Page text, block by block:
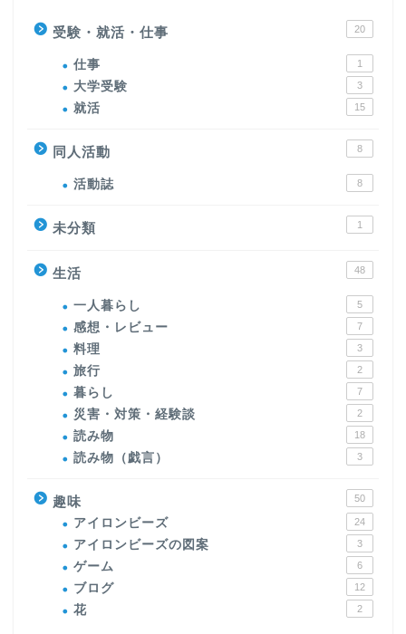
受験・就活・仕事 20
仕事 1
大学受験 3
就活 15
同人活動 8
活動誌 8
未分類 1
生活 48
一人暮らし 5
感想・レビュー 7
料理 3
旅行 2
暮らし 7
災害・対策・経験談 2
読み物 18
読み物（戯言） 3
趣味 50
アイロンビーズ 24
アイロンビーズの図案 3
ゲーム 6
ブログ 12
花 2